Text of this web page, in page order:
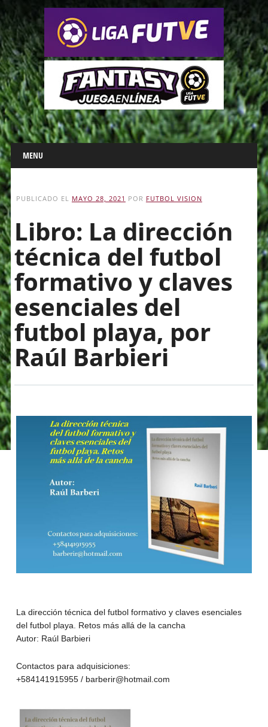
Main menu
Skip
to
content
MENU
PUBLICADO EL MAYO 28, 2021 POR FUTBOL VISION
Libro: La dirección
técnica del futbol
formativo y claves
esenciales del
futbol playa, por
Raúl Barbieri
La dirección técnica del futbol formativo y claves esenciales
del futbol playa. Retos más allá de la cancha
Autor: Raúl Barbieri
Contactos para adquisiciones:
+584141915955 / barberir@hotmail.com